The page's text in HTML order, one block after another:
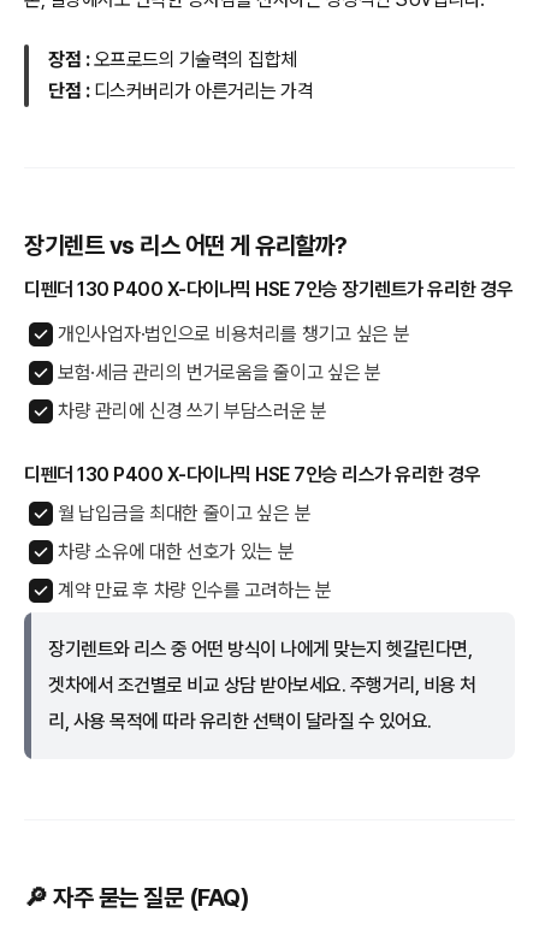
장점 :오프로드의 기술력의 집합체
단점 : 디스커버리가 아른거리는 가격
장기렌트 vs 리스 어떤 게 유리할까?
디펜더 130 P400 X-다이나믹 HSE 7인승 장기렌트가 유리한 경우
개인사업자·법인으로 비용처리를 챙기고 싶은 분
보험·세금 관리의 번거로움을 줄이고 싶은 분
차량 관리에 신경 쓰기 부담스러운 분
디펜더 130 P400 X-다이나믹 HSE 7인승 리스가 유리한 경우
월 납입금을 최대한 줄이고 싶은 분
차량 소유에 대한 선호가 있는 분
계약 만료 후 차량 인수를 고려하는 분
장기렌트와 리스 중 어떤 방식이 나에게 맞는지 헷갈린다면,
겟차에서 조건별로 비교 상담 받아보세요. 주행거리, 비용 처
리, 사용 목적에 따라 유리한 선택이 달라질 수 있어요.
🔎 자주 묻는 질문 (FAQ)